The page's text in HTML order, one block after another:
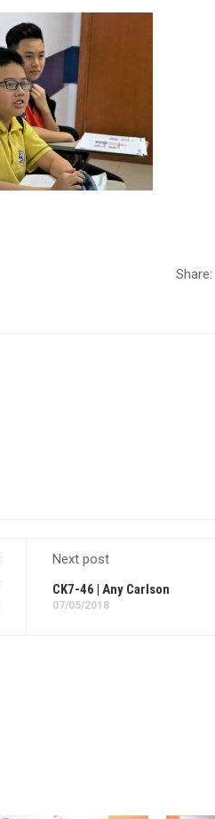
Share:
Next post
CK7-46 | Any Carlson
07/05/2018